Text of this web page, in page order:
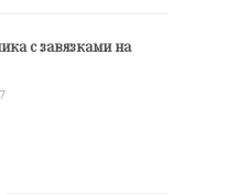
с завязками на